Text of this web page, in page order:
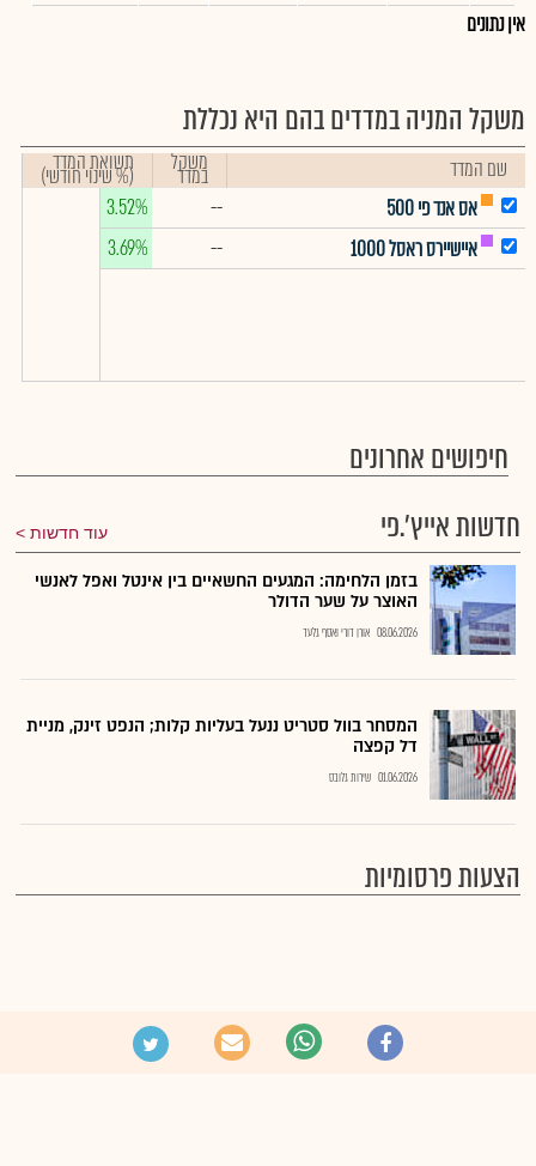
אין נתונים
משקל המניה במדדים בהם היא נכללת
שם המדד משקל
במדד תשואת המדד
(% שינוי חודשי)
אס אנד פי 500
--
3.52%
איישיירס ראסל 1000
--
3.69%
חיפושים אחרונים
חדשות אייץ'.פי
עוד חדשות
בזמן הלחימה: המגעים החשאיים בין אינטל ואפל לאנשי
האוצר על שער הדולר
08.06.2026 אורן דורי ואסף גלעד
המסחר בוול סטריט ננעל בעליות קלות; הנפט זינק, מניית
דל קפצה
01.06.2026 שירות גלובס
הצעות פרסומיות